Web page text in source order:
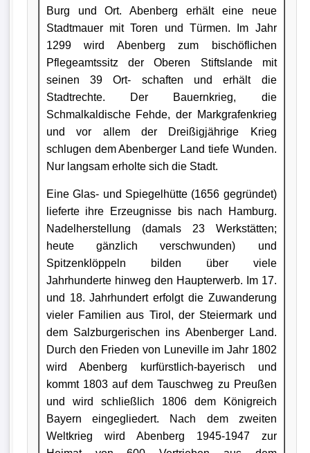
Burg und Ort. Abenberg erhält eine neue
Stadtmauer mit Toren und Türmen. Im Jahr
1299 wird Abenberg zum bischöflichen
Pflegeamtssitz der Oberen Stiftslande mit
seinen 39 Ort- schaften und erhält die
Stadtrechte. Der Bauernkrieg, die
Schmalkaldische Fehde, der Markgrafenkrieg
und vor allem der Dreißigjährige Krieg
schlugen dem Abenberger Land tiefe Wunden.
Nur langsam erholte sich die Stadt.
Eine Glas- und Spiegelhütte (1656 gegründet)
lieferte ihre Erzeugnisse bis nach Hamburg.
Nadelherstellung (damals 23 Werkstätten;
heute gänzlich verschwunden) und
Spitzenklöppeln bilden über viele
Jahrhunderte hinweg den Haupterwerb. Im 17.
und 18. Jahrhundert erfolgt die Zuwanderung
vieler Familien aus Tirol, der Steiermark und
dem Salzburgerischen ins Abenberger Land.
Durch den Frieden von Luneville im Jahr 1802
wird Abenberg kurfürstlich-bayerisch und
kommt 1803 auf dem Tauschweg zu Preußen
und wird schließlich 1806 dem Königreich
Bayern eingegliedert. Nach dem zweiten
Weltkrieg wird Abenberg 1945-1947 zur